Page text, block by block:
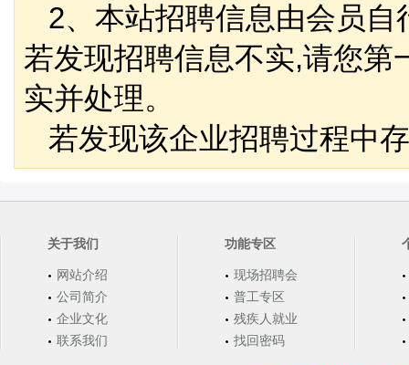
2、本站招聘信息由会员自
若发现招聘信息不实,请您第
实并处理。
若发现该企业招聘过程中
关于我们
网站介绍
公司简介
企业文化
联系我们
功能专区
现场招聘会
普工专区
残疾人就业
找回密码